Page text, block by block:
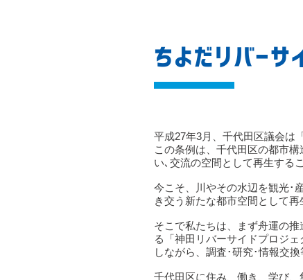
ちよだリバー
平成27年3月、千代田区議会は
この条例は、千代田区の都市
い､交流の空間として再生する
今こそ、川やその水辺を観光･
き交う新たな都市空間として再
そこで私たちは、まず舟運の
る「神田リバーサイドプロジ
しながら、調査･研究･情報交
千代田区に住み、働き、学び